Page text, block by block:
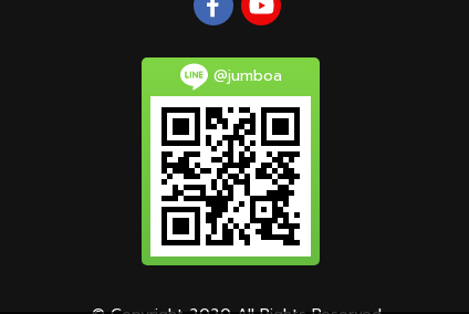
@jumboa